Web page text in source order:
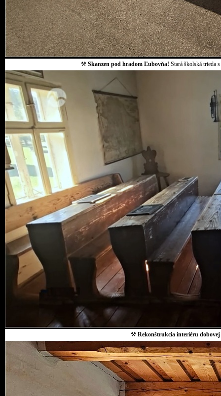
⚒ Skanzen pod hradom Ľubovňa! Stará školská trieda
⚒ Rekonštrukcia interiéru